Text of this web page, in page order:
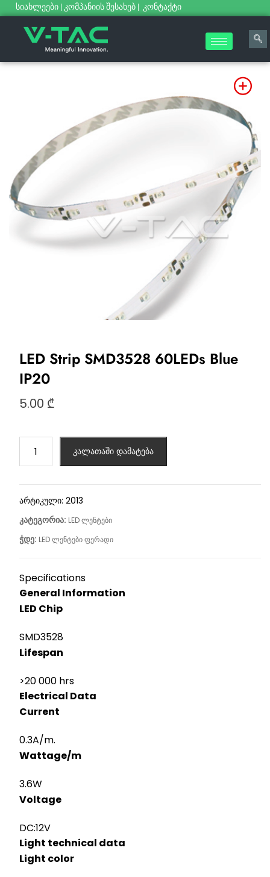
სიახლეები | კომპანიის შესახებ | კონტაქტი
LED Strip SMD3528 60LEDs Blue
IP20
5.00 ₾
კალათაში დამატება
არტიკული: 2013
კატეგორია: LED ლენტები
ჭდე: LED ლენტები ფერადი
Specifications
General Information
LED Chip
SMD3528
Lifespan
>20 000 hrs
Electrical Data
Current
0.3A/m.
Wattage/m
3.6W
Voltage
DC:12V
Light technical data
Light color